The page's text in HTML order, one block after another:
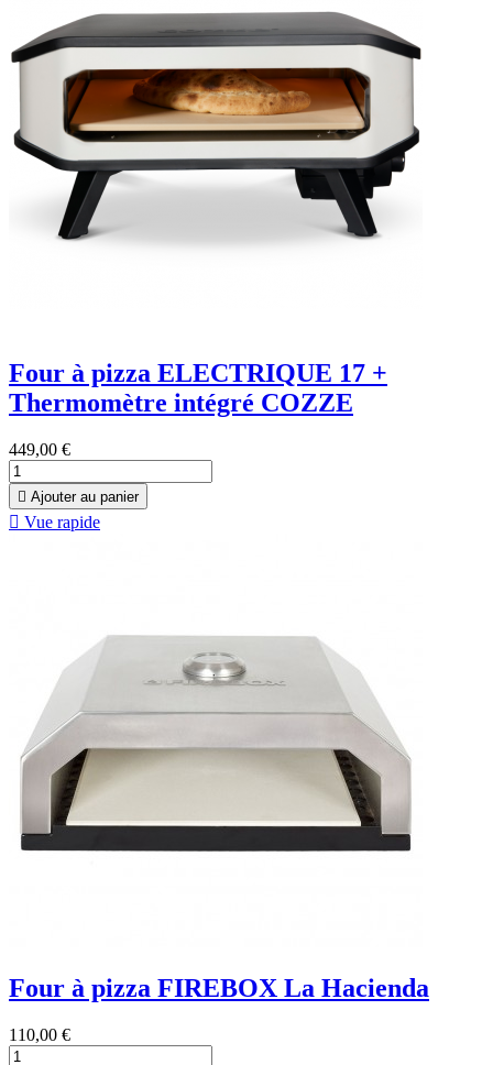
Four à pizza ELECTRIQUE 17 +
Thermomètre intégré COZZE
449,00 €
 Ajouter au panier
 Vue rapide
Four à pizza FIREBOX La Hacienda
110,00 €